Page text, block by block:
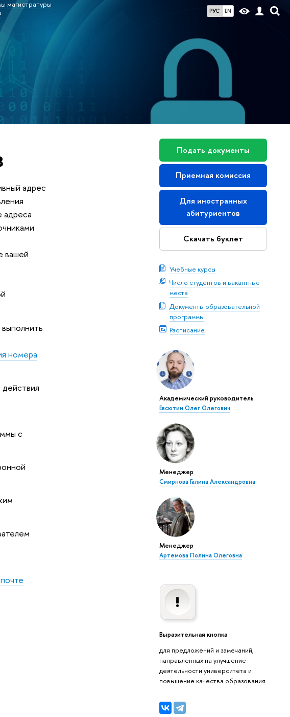
РУС EN
магистратуры
Подать документы
Приемная комиссия
Для иностранных
абитуриентов
Скачать буклет
Учебные курсы
Число студентов и вакантные
места
Документы образовательной
программы
Расписание
Академический руководитель
Евсютин Олег Олегович
Менеджер
Смирнова Галина Александровна
Менеджер
Артемова Полина Олеговна
Выразительная кнопка
для предложений и замечаний,
направленных на улучшение
деятельности университета и
повышение качества образования
адрес
адреса
вашей
номера
с